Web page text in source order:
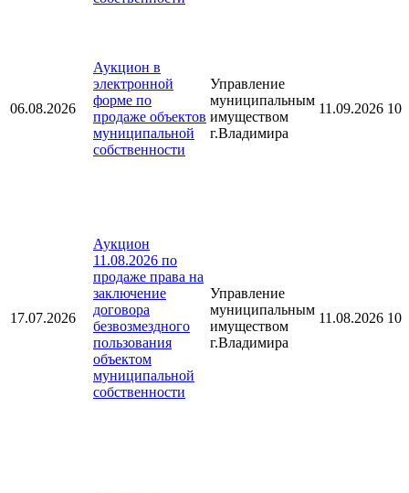
06.08.2026
Аукцион в
электронной
форме по
продаже объектов
муниципальной
собственности
Управление
муниципальным
имуществом
г.Владимира
11.09.2026
17.07.2026
Аукцион
11.08.2026 по
продаже права на
заключение
договора
безвозмездного
пользования
объектом
муниципальной
собственности
Управление
муниципальным
имуществом
г.Владимира
11.08.2026